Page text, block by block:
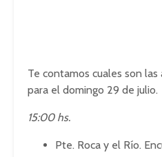
Te contamos cuales son
para el domingo 29 de julio.
15:00 hs.
Pte. Roca y el Río.